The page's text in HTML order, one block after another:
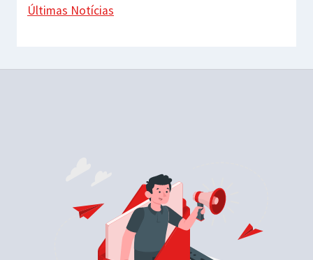
Últimas Notícias